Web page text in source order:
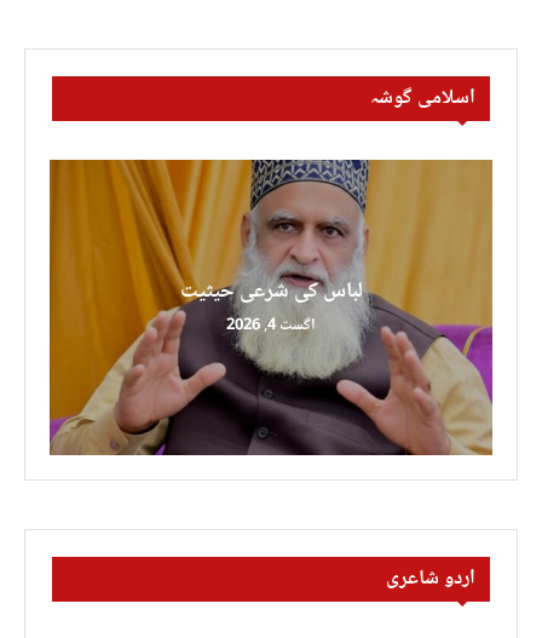
اسلامی گوشہ
لباس کی شرعی حیثیت
اگست 4, 2026
اردو شاعری